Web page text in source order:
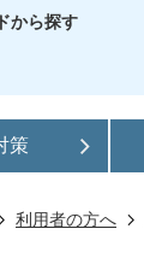
から探す
策
利用者の方へ